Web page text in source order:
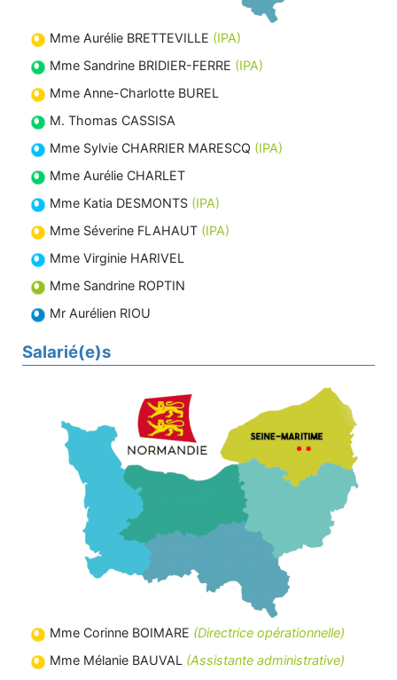
Mme Aurélie BRETTEVILLE (IPA)
Mme Sandrine BRIDIER-FERRE (IPA)
Mme Anne-Charlotte BUREL
M. Thomas CASSISA
Mme Sylvie CHARRIER MARESCQ (IPA)
Mme Aurélie CHARLET
Mme Katia DESMONTS (IPA)
Mme Séverine FLAHAUT (IPA)
Mme Virginie HARIVEL
Mme Sandrine ROPTIN
Mr Aurélien RIOU
Salarié(e)s
Mme Corinne BOIMARE (Directrice opérationnelle)
Mme Mélanie BAUVAL (Assistante administrative)